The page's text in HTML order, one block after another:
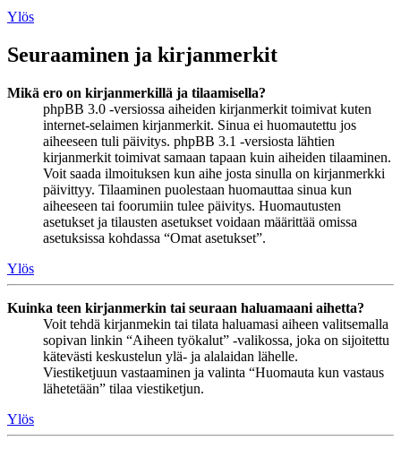
Ylös
Seuraaminen ja kirjanmerkit
Mikä ero on kirjanmerkillä ja tilaamisella?
phpBB 3.0 -versiossa aiheiden kirjanmerkit toimivat kuten
internet-selaimen kirjanmerkit. Sinua ei huomautettu jos
aiheeseen tuli päivitys. phpBB 3.1 -versiosta lähtien
kirjanmerkit toimivat samaan tapaan kuin aiheiden tilaaminen.
Voit saada ilmoituksen kun aihe josta sinulla on kirjanmerkki
päivittyy. Tilaaminen puolestaan huomauttaa sinua kun
aiheeseen tai foorumiin tulee päivitys. Huomautusten
asetukset ja tilausten asetukset voidaan määrittää omissa
asetuksissa kohdassa “Omat asetukset”.
Ylös
Kuinka teen kirjanmerkin tai seuraan haluamaani aihetta?
Voit tehdä kirjanmekin tai tilata haluamasi aiheen valitsemalla
sopivan linkin “Aiheen työkalut” -valikossa, joka on sijoitettu
kätevästi keskustelun ylä- ja alalaidan lähelle.
Viestiketjuun vastaaminen ja valinta “Huomauta kun vastaus
lähetetään” tilaa viestiketjun.
Ylös